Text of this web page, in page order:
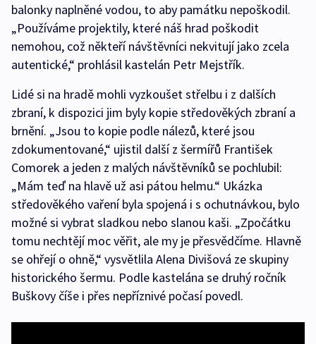
balonky naplněné vodou, to aby památku nepoškodil.
„Používáme projektily, které náš hrad poškodit
nemohou, což někteří návštěvníci nekvitují jako zcela
autentické,“ prohlásil kastelán Petr Mejstřík.
Lidé si na hradě mohli vyzkoušet střelbu i z dalších
zbraní, k dispozici jim byly kopie středověkých zbraní a
brnění. „Jsou to kopie podle nálezů, které jsou
zdokumentované,“ ujistil další z šermířů František
Comorek a jeden z malých návštěvníků se pochlubil:
„Mám teď na hlavě už asi pátou helmu.“ Ukázka
středověkého vaření byla spojená i s ochutnávkou, bylo
možné si vybrat sladkou nebo slanou kaši. „Zpočátku
tomu nechtějí moc věřit, ale my je přesvědčíme. Hlavně
se ohřejí o ohně,“ vysvětlila Alena Divišová ze skupiny
historického šermu. Podle kastelána se druhý ročník
Buškovy číše i přes nepříznivé počasí povedl.